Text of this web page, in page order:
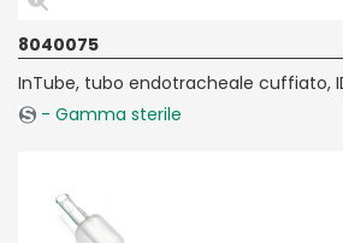
8040075
InTube, tubo endotracheale cuffiato,
- Gamma sterile